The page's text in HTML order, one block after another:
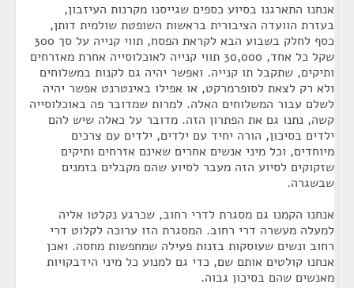
אנחנו התארגנו בסיוע כספים שגייסנו מקרנות העיזבון,
בעזרת הוועדה הציבורית בראשות השופטת שולמית דותן,
כסף לחלק בשבוע הבא לקראת הפסח, תווי קנייה על סך 300
שקל כל אחד, 30,000 תווי קנייה לאוכלוסייה אחרת מאזרחים
ותיקים, שתקבל תו קנייה. ואפשר יהיה גם לקנות במשלוחים
ולא רק לצאת לסופרמרקט, או אפילו באינטרנט אפשר יהיה
לשלם עבור המשלוחים האלה. למרות שמדובר פה באוכלוסייה
קשה, נתנו גם את הפתרון הזה. מדובר על כאלה שיש להם
ילדים בסיכון, הורה יחיד עם ילדים, ילדים עם צרכים
מיוחדים, וכל מיני אנשים אחרים שאינם אזרחים ותיקים
שזקוקים לסיוע הזה מעבר לסיוע שהם מקבלים בזמנים
שבשגרה.
אנחנו הקמנו גם מסגרת לדרי רחוב, שכרגע נקלטו אליה
למעלה מעשרה דרי רחוב. המסגרת הזו ערוכה לקלוט דרי
רחוב ונשים שעוסקות בזנות פעילה שמחפשות מחסה. ואכן
אנחנו קולטים אותם שם, כדי גם למנוע כל מיני הידבקויות
מאנשים שהם בסיכון גבוה.